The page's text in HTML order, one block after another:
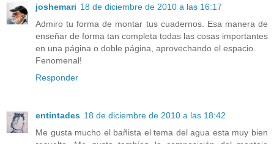
joshemari 18 de diciembre de 2010 a las 16:17
Admiro tu forma de montar tus cuadernos. Esa manera de
enseñar de forma tan completa todas las cosas importantes
en una página o doble página, aprovechando el espacio.
Fenomenal!
Responder
entintades 18 de diciembre de 2010 a las 18:42
Me gusta mucho el bañista el tema del agua esta muy bien